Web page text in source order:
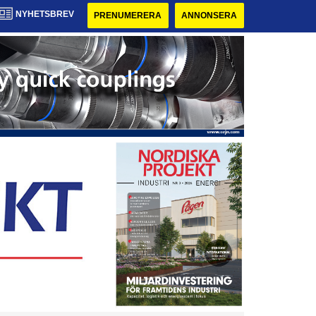
NYHETSBREV PRENUMERERA ANNONSERA